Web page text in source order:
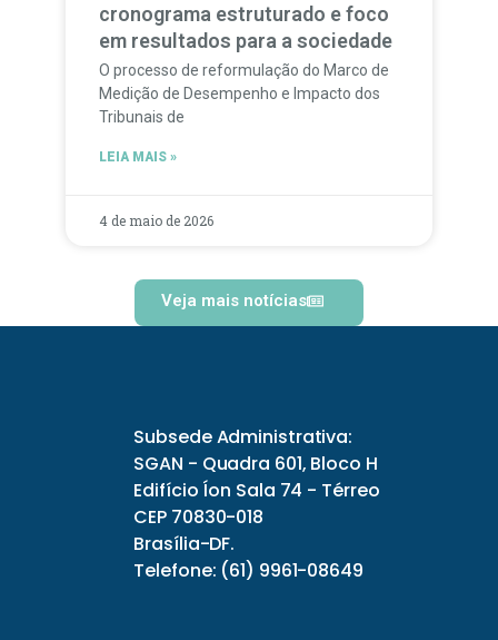
cronograma estruturado e foco
em resultados para a sociedade
O processo de reformulação do Marco de
Medição de Desempenho e Impacto dos
Tribunais de
LEIA MAIS »
4 de maio de 2026
Veja mais notícias
Subsede Administrativa:
SGAN - Quadra 601, Bloco H
Edifício Íon Sala 74 - Térreo
CEP 70830-018
Brasília-DF.
Telefone: (61) 9961-08649